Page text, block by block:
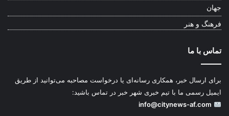
جهان
فرهنگ و هنر
تماس با ما
برای ارسال خبر، همکاری رسانه‌ای یا درخواست مصاحبه می‌توانید از طریق
ایمیل رسمی ما با تیم خبری شهر خبر در تماس باشید:
info@citynews-af.com